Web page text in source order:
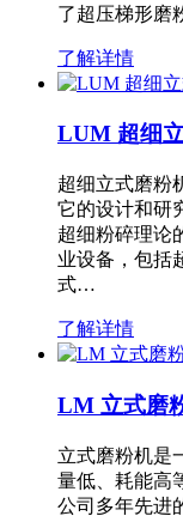
了超压梯形磨
了解详情
LUM 超细
超细立式磨粉
它的设计和研
超细粉碎理论
业设备，包括
式…
了解详情
LM 立式磨
立式磨粉机是
量低、耗能高
公司多年先进